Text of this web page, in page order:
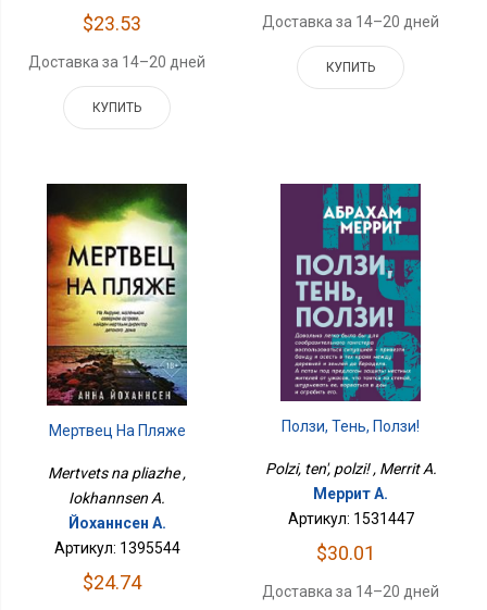
$23.53
Доставка за 14–20 дней
КУПИТЬ
Доставка за 14–20 дней
КУПИТЬ
Мертвец На Пляже
Mertvets na pliazhe ,
Iokhannsen A.
Йоханнсен А.
Артикул: 1395544
$24.74
Ползи, Тень, Ползи!
Polzi, ten', polzi! , Merrit A.
Меррит А.
Артикул: 1531447
$30.01
Доставка за 14–20 дней